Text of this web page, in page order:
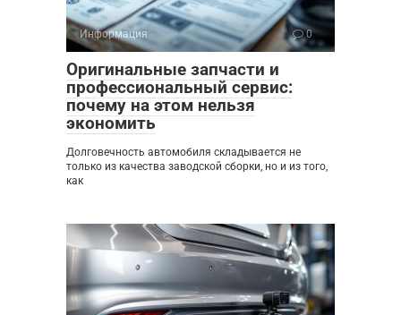
Информация 0
Оригинальные запчасти и
профессиональный сервис:
почему на этом нельзя
экономить
Долговечность автомобиля складывается не
только из качества заводской сборки, но и из того,
как